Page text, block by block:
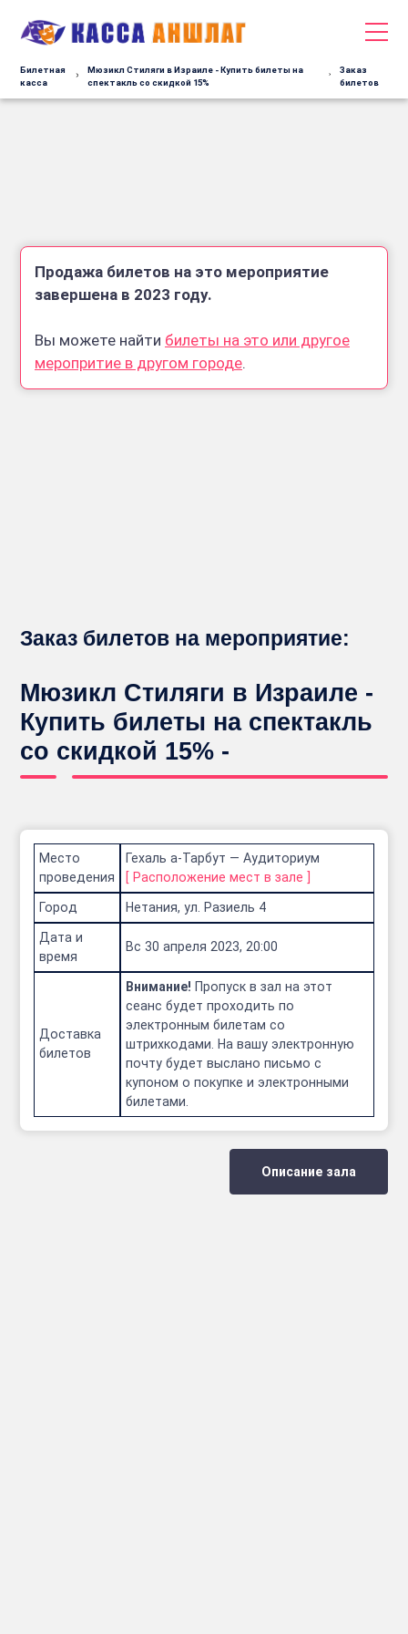
Билетная
касса
Мюзикл Стиляги в Израиле - Купить билеты на
спектакль со скидкой 15%
Заказ
билетов
Продажа билетов на это мероприятие
завершена в 2023 году.
Вы можете найти билеты на это или другое
меропритие в другом городе.
Заказ билетов на мероприятие:
Мюзикл Стиляги в Израиле -
Купить билеты на спектакль
со скидкой 15% -
Место
проведения
Гехаль а-Тарбут — Аудиториум
[ Расположение мест в зале
Город Нетания, ул. Разиель 4
Дата и
время
Вс 30 апреля 2023, 20:00
Доставка
билетов
Внимание! Пропуск в зал на этот
сеанс будет проходить по
электронным билетам со
штрихкодами. На вашу электронную
почту будет выслано письмо с
купоном о покупке и электронными
билетами.
Описание зала